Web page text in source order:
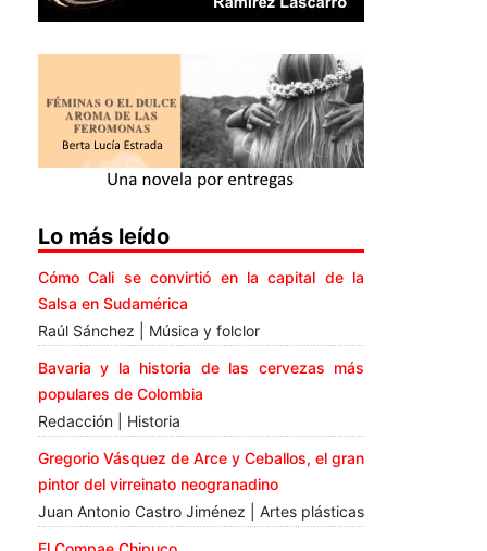
Lo más leído
Cómo Cali se convirtió en la capital de la
Salsa en Sudamérica
Raúl Sánchez | Música y folclor
Bavaria y la historia de las cervezas más
populares de Colombia
Redacción | Historia
Gregorio Vásquez de Arce y Ceballos, el gran
pintor del virreinato neogranadino
Juan Antonio Castro Jiménez | Artes plásticas